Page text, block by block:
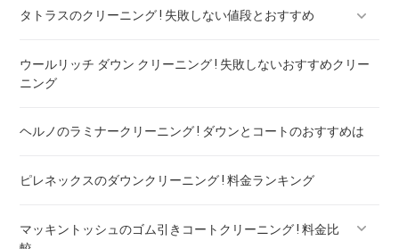
水沢ダウンのリペア ! 料金ランキング
タトラスのクリーニング ! 失敗しない値段とおすすめ
タトラスのダウンのリペア ! 料金ランキング
ウールリッチ ダウン クリーニング ! 失敗しないおすすめクリー
ニング
ヘルノのラミナークリーニング ! ダウンとコートのおすすめは
ピレネックスのダウンクリーニング ! 料金ランキング
マッキントッシュのゴム引きコートクリーニング ! 料金比